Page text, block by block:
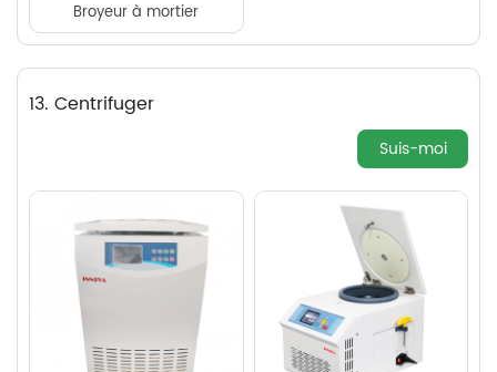
Broyeur à mortier
13. Centrifuger
Suis-moi